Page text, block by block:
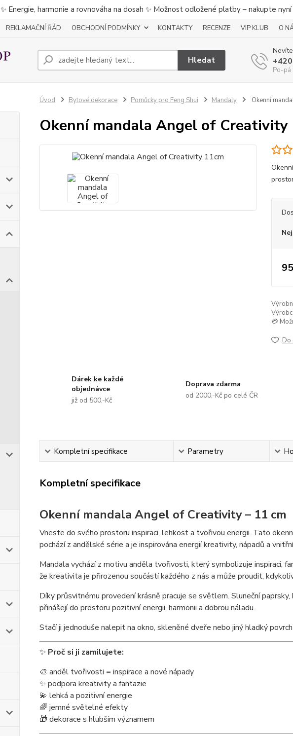
✨ Energie, harmonie a rovnováha na dosah ✨ Možnost odložené platby – nakupte
REKLAMAČNÍ ŘÁD OBCHODNÍ PODMÍNKY KONTAKTY RECENZE VIP KLUB O
Hledat
Po-pá
Úvod Bytové dekorace Pomůcky pro Feng Shui Mandaly Okenní
Okenní mandala Angel of Creativity
💳
Do
Dárek ke každé
objednávce
již od 500,-Kč
Doprava zdarma
od 2000,-Kč po celé ČR
Kompletní specifikace Parametry
Kompletní specifikace
Okenní mandala Angel of Creativity – 11 cm
Vneste do svého prostoru inspiraci, lehkost a tvořivou energii. Tato
pochází z andělské série a je inspirována energií kreativity, nápadů a
Mandala vychází z motivu anděla tvořivosti, který symbolizuje inspiraci,
že kreativita je přirozenou součástí každého z nás a může proudit,
Díky průsvitnému provedení krásně pracuje se světlem. Sluneční
přinášejí do prostoru pozitivní energii, harmonii a dobrou náladu.
Stačí ji jednoduše nalepit na okno, skleněné dveře nebo jiný hladký
✨ Proč si ji zamilujete:
🎨 anděl tvořivosti = inspirace a nové nápady
✨ podpora kreativity a fantazie
💫 lehká a pozitivní energie
🌈 jemné světelné efekty
🎁 dekorace s hlubším významem